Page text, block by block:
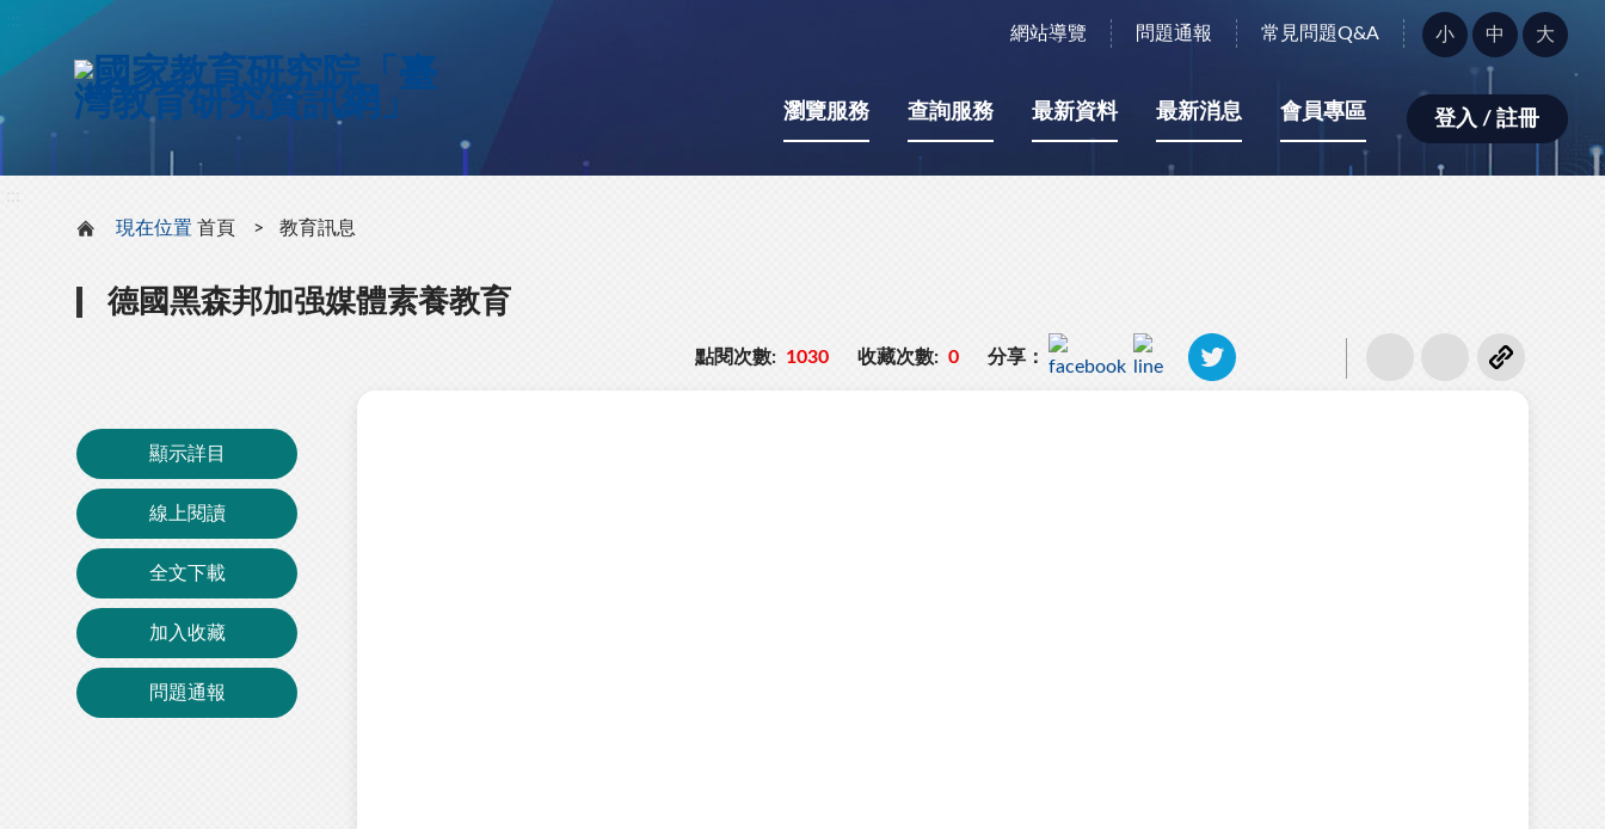
網站導覽 問題通報 常見問題Q&A
字
型
小：
小 中 大
瀏覽服務 查詢服務 最新資料 最新消息 會員專區 登入 / 註冊
現在位置 首頁 教育訊息
德國黑森邦加强媒體素養教育
點閱次數: 1030 收藏次數: 0 分享：
顯示詳目
線上閱讀
全文下載
加入收藏
問題通報